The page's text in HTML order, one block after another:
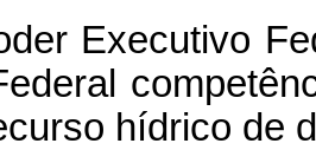
Executivo
hídrico de